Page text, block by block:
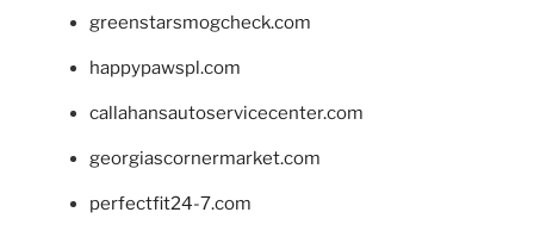
greenstarsmogcheck.com
happypawspl.com
callahansautoservicecenter.com
georgiascornermarket.com
perfectfit24-7.com